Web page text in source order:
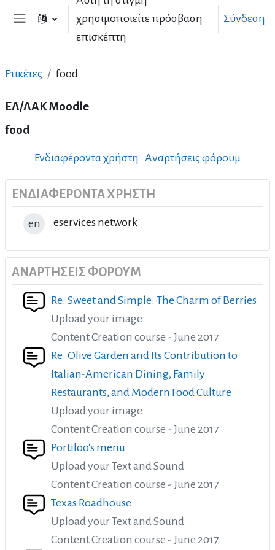
Μετάβαση στο κεντρικό περιεχόμενο
Πλευρικός πίνακας
χρησιμοποιείτε πρόσβαση
επισκέπτη
Σύνδεση
Ετικέτες food
ΕΛ/ΛΑΚ Moodle
food
Ενδιαφέροντα χρήστη Αναρτήσεις φόρουμ
ΕΝΔΙΑΦΈΡΟΝΤΑ ΧΡΉΣΤΗ
en eservices network
ΑΝΑΡΤΉΣΕΙΣ ΦΌΡΟΥΜ
Re: Sweet and Simple: The Charm of Berries
Upload your image
Content Creation course - June 2017
Re: Olive Garden and Its Contribution to
Italian-American Dining, Family
Restaurants, and Modern Food Culture
Upload your image
Content Creation course - June 2017
Portiloo's menu
Upload your Text and Sound
Content Creation course - June 2017
Texas Roadhouse
Upload your Text and Sound
Content Creation course - June 2017